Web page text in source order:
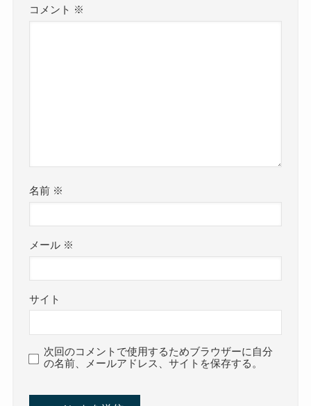
コメント ※
名前 ※
メール ※
サイト
次回のコメントで使用するためブラウザーに自分
の名前、メールアドレス、サイトを保存する。